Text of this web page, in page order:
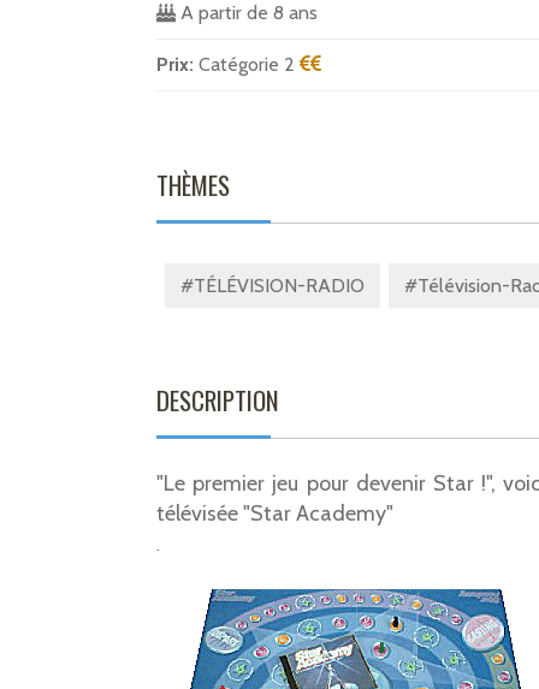
A partir de 8 ans
Prix: Catégorie 2
THÈMES
#TÉLÉVISION-RADIO #Télévision-
DESCRIPTION
"Le premier jeu pour devenir Star !",
télévisée "Star Academy"
.